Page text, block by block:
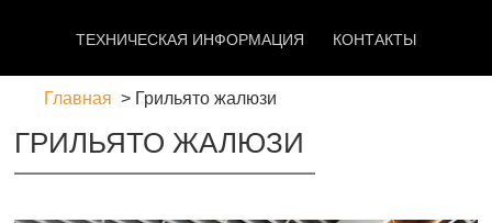
ТЕХНИЧЕСКАЯ ИНФОРМАЦИЯ КОНТАКТЫ
Главная Грильято жалюзи
ГРИЛЬЯТО ЖАЛЮЗИ